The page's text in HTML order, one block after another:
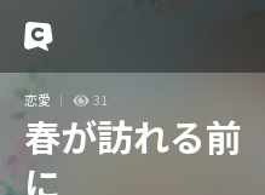
恋愛 31
春が訪れる前
に